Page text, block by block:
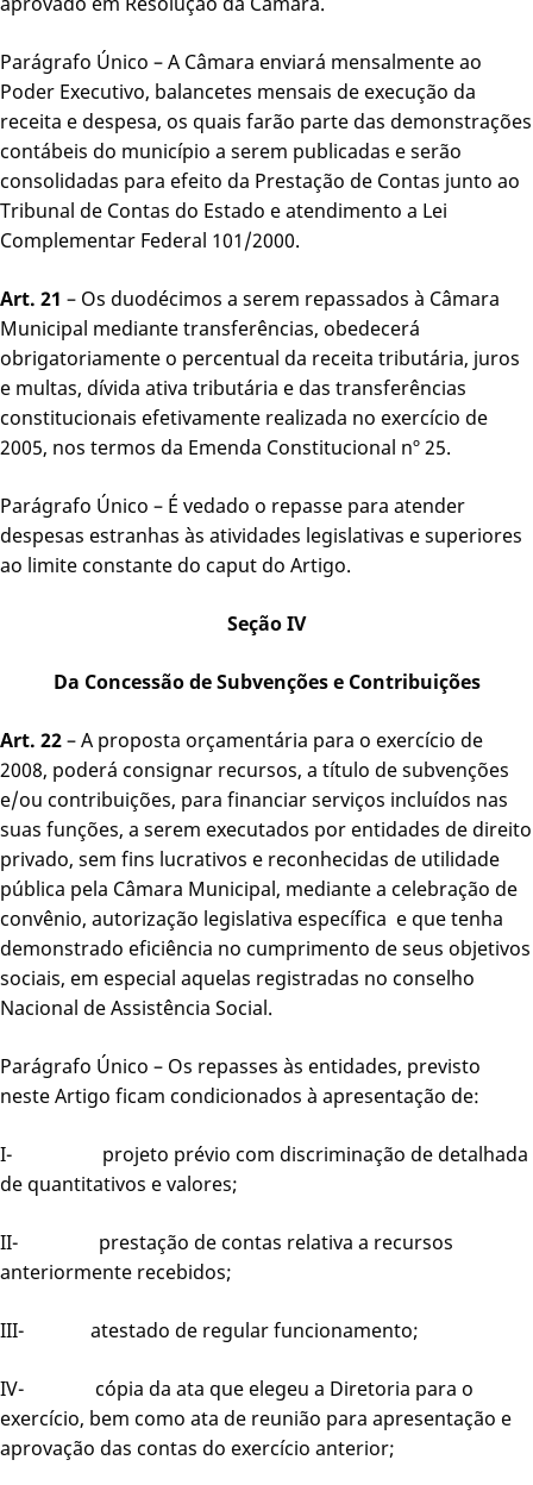
Parágrafo Único – A Câmara enviará mensalmente ao
Poder Executivo, balancetes mensais de execução da
receita e despesa, os quais farão parte das demonstrações
contábeis do município a serem publicadas e serão
consolidadas para efeito da Prestação de Contas junto ao
Tribunal de Contas do Estado e atendimento a Lei
Complementar Federal 101/2000.
Art. 21 – Os duodécimos a serem repassados à Câmara
Municipal mediante transferências, obedecerá
obrigatoriamente o percentual da receita tributária, juros
e multas, dívida ativa tributária e das transferências
constitucionais efetivamente realizada no exercício de
2005, nos termos da Emenda Constitucional nº 25.
Parágrafo Único – É vedado o repasse para atender
despesas estranhas às atividades legislativas e superiores
ao limite constante do caput do Artigo.
Seção IV
Da Concessão de Subvenções e Contribuições
Art. 22– A proposta orçamentária para o exercício de
2008, poderá consignar recursos, a título de subvenções
e/ou contribuições, para financiar serviços incluídos nas
suas funções, a serem executados por entidades de direito
privado, sem fins lucrativos e reconhecidas de utilidade
pública pela Câmara Municipal, mediante a celebração de
convênio, autorização legislativa específica e que tenha
demonstrado eficiência no cumprimento de seus objetivos
sociais, em especial aquelas registradas no conselho
Nacional de Assistência Social.
Parágrafo Único – Os repasses às entidades, previsto
neste Artigo ficam condicionados à apresentação de:
I- projeto prévio com discriminação de detalhada
de quantitativos e valores;
II- prestação de contas relativa a recursos
anteriormente recebidos;
III- atestado de regular funcionamento;
IV- cópia da ata que elegeu a Diretoria para o
exercício, bem como ata de reunião para apresentação e
aprovação das contas do exercício anterior;